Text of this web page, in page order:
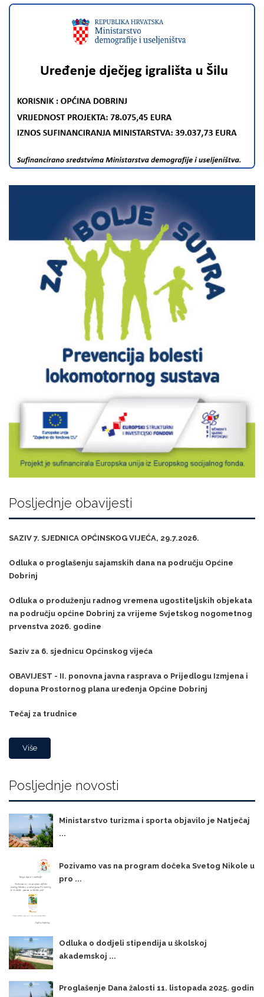
Posljednje obavijesti
SAZIV 7. SJEDNICA OPĆINSKOG VIJEĆA, 29.7.2026.
Odluka o proglašenju sajamskih dana na području Općine
Dobrinj
Odluka o produženju radnog vremena ugostiteljskih objekata
na području općine Dobrinj za vrijeme Svjetskog nogometnog
prvenstva 2026. godine
Saziv za 6. sjednicu Općinskog vijeća
OBAVIJEST - II. ponovna javna rasprava o Prijedlogu Izmjena i
dopuna Prostornog plana uređenja Općine Dobrinj
Tečaj za trudnice
Više
Posljednje novosti
Ministarstvo turizma i sporta objavilo je Natječaj
...
Pozivamo vas na program dočeka Svetog Nikole u
pro ...
Odluka o dodjeli stipendija u školskoj
akademskoj ...
Proglašenje Dana žalosti 11. listopada 2025. godin